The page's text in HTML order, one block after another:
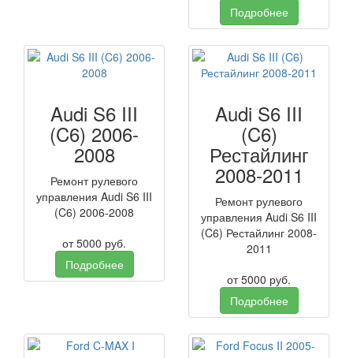
Подробнее
Audi S6 III
(C6) 2006-
2008
Ремонт рулевого
управления Audi S6 III
(C6) 2006-2008
от5000 руб.
Подробнее
Audi S6 III
(C6)
Рестайлинг
2008-2011
Ремонт рулевого
управления Audi S6 III
(C6) Рестайлинг 2008-
2011
от5000 руб.
Подробнее